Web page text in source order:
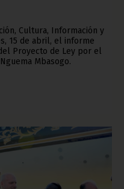
Cultura, Información y
15 de abril, el informe
Proyecto de Ley por el
Mbasogo.